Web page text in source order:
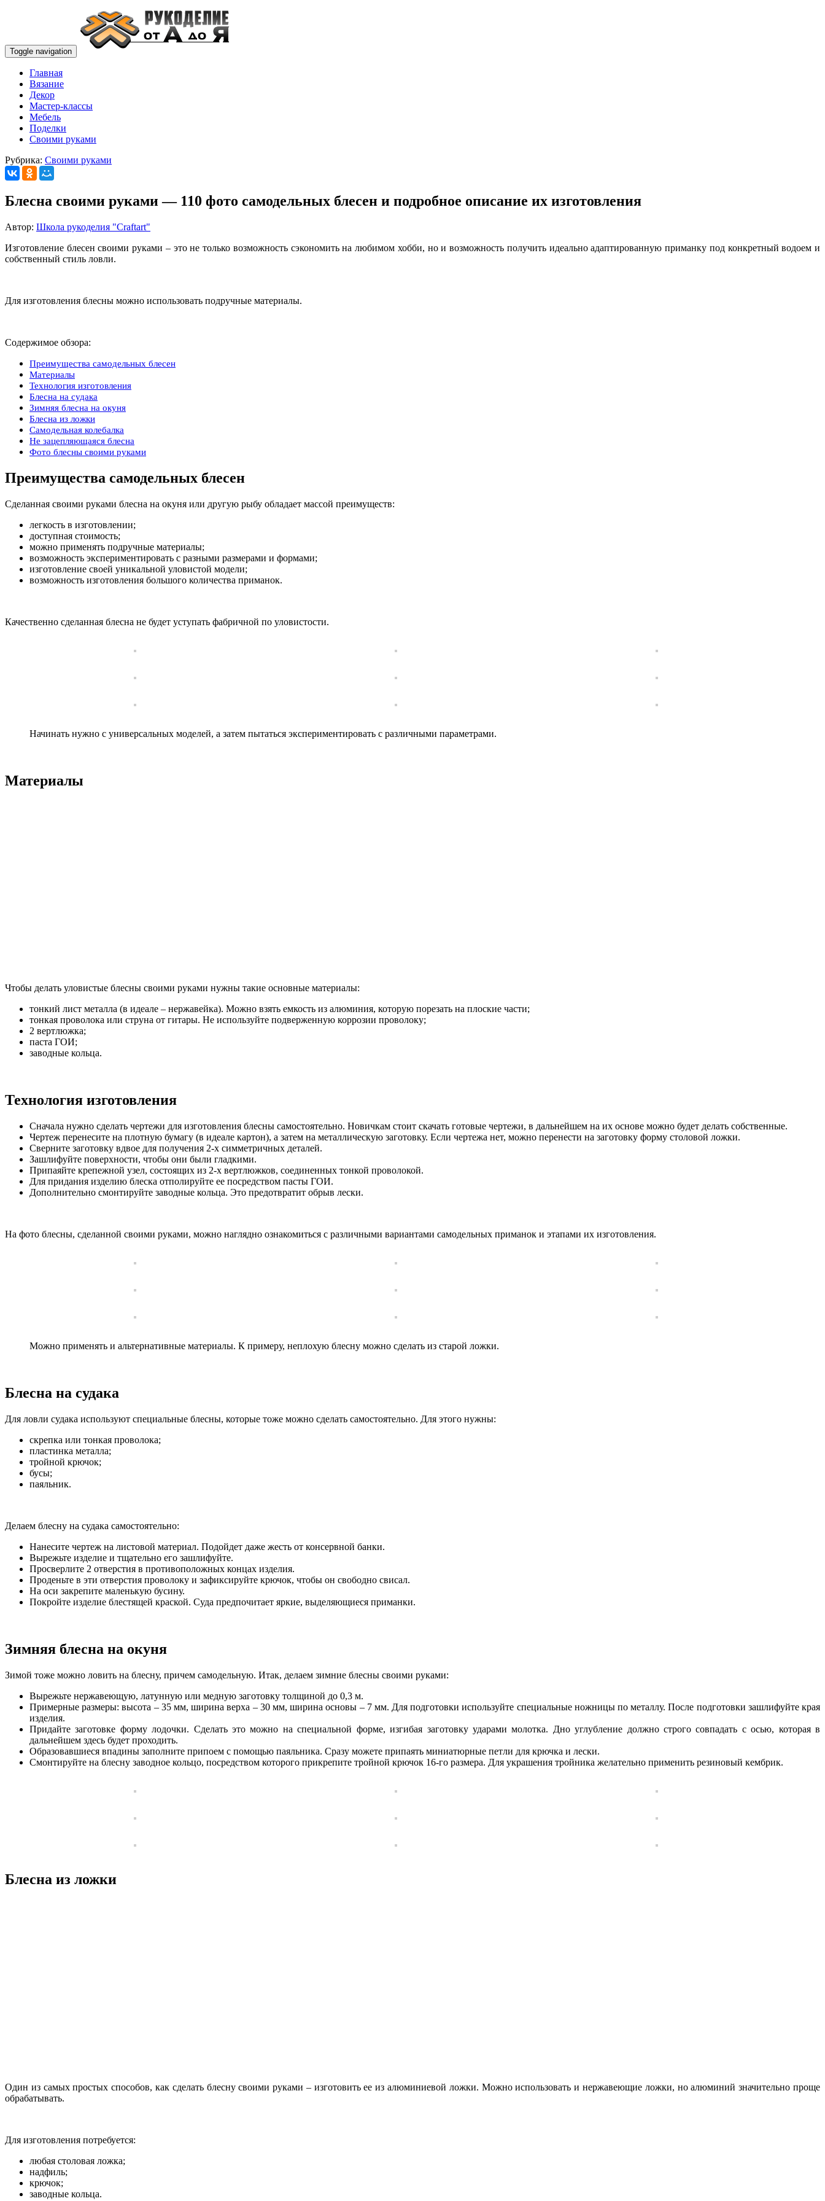
Toggle navigation
Главная
Вязание
Декор
Мастер-классы
Мебель
Поделки
Своими руками
Рубрика: Своими руками
Блесна своими руками — 110 фото самодельных блесен и подробное описание их изготовления
Автор: Школа рукоделия "Craftart"
Изготовление блесен своими руками – это не только возможность сэкономить на любимом хобби, но и возможность получить идеально адаптированную приманку под конкретный водоем и
собственный стиль ловли.
Для изготовления блесны можно использовать подручные материалы.
Содержимое обзора:
Преимущества самодельных блесен
Материалы
Технология изготовления
Блесна на судака
Зимняя блесна на окуня
Блесна из ложки
Самодельная колебалка
Не зацепляющаяся блесна
Фото блесны своими руками
Преимущества самодельных блесен
Сделанная своими руками блесна на окуня или другую рыбу обладает массой преимуществ:
легкость в изготовлении;
доступная стоимость;
можно применять подручные материалы;
возможность экспериментировать с разными размерами и формами;
изготовление своей уникальной уловистой модели;
возможность изготовления большого количества приманок.
Качественно сделанная блесна не будет уступать фабричной по уловистости.
Начинать нужно с универсальных моделей, а затем пытаться экспериментировать с различными параметрами.
Материалы
Чтобы делать уловистые блесны своими руками нужны такие основные материалы:
тонкий лист металла (в идеале – нержавейка). Можно взять емкость из алюминия, которую порезать на плоские части;
тонкая проволока или струна от гитары. Не используйте подверженную коррозии проволоку;
2 вертлюжка;
паста ГОИ;
заводные кольца.
Технология изготовления
Сначала нужно сделать чертежи для изготовления блесны самостоятельно. Новичкам стоит скачать готовые чертежи, в дальнейшем на их основе можно будет делать собственные.
Чертеж перенесите на плотную бумагу (в идеале картон), а затем на металлическую заготовку. Если чертежа нет, можно перенести на заготовку форму столовой ложки.
Сверните заготовку вдвое для получения 2-х симметричных деталей.
Зашлифуйте поверхности, чтобы они были гладкими.
Припаяйте крепежной узел, состоящих из 2-х вертлюжков, соединенных тонкой проволокой.
Для придания изделию блеска отполируйте ее посредством пасты ГОИ.
Дополнительно смонтируйте заводные кольца. Это предотвратит обрыв лески.
На фото блесны, сделанной своими руками, можно наглядно ознакомиться с различными вариантами самодельных приманок и этапами их изготовления.
Можно применять и альтернативные материалы. К примеру, неплохую блесну можно сделать из старой ложки.
Блесна на судака
Для ловли судака используют специальные блесны, которые тоже можно сделать самостоятельно. Для этого нужны:
скрепка или тонкая проволока;
пластинка металла;
тройной крючок;
бусы;
паяльник.
Делаем блесну на судака самостоятельно:
Нанесите чертеж на листовой материал. Подойдет даже жесть от консервной банки.
Вырежьте изделие и тщательно его зашлифуйте.
Просверлите 2 отверстия в противоположных концах изделия.
Проденьте в эти отверстия проволоку и зафиксируйте крючок, чтобы он свободно свисал.
На оси закрепите маленькую бусину.
Покройте изделие блестящей краской. Суда предпочитает яркие, выделяющиеся приманки.
Зимняя блесна на окуня
Зимой тоже можно ловить на блесну, причем самодельную. Итак, делаем зимние блесны своими руками:
Вырежьте нержавеющую, латунную или медную заготовку толщиной до 0,3 м.
Примерные размеры: высота – 35 мм, ширина верха – 30 мм, ширина основы – 7 мм. Для подготовки используйте специальные ножницы по металлу. После подготовки зашлифуйте края
изделия.
Придайте заготовке форму лодочки. Сделать это можно на специальной форме, изгибая заготовку ударами молотка. Дно углубление должно строго совпадать с осью, которая в
дальнейшем здесь будет проходить.
Образовавшиеся впадины заполните припоем с помощью паяльника. Сразу можете припаять миниатюрные петли для крючка и лески.
Смонтируйте на блесну заводное кольцо, посредством которого прикрепите тройной крючок 16-го размера. Для украшения тройника желательно применить резиновый кембрик.
Блесна из ложки
Один из самых простых способов, как сделать блесну своими руками – изготовить ее из алюминиевой ложки. Можно использовать и нержавеющие ложки, но алюминий значительно проще
обрабатывать.
Для изготовления потребуется:
любая столовая ложка;
надфиль;
крючок;
заводные кольца.